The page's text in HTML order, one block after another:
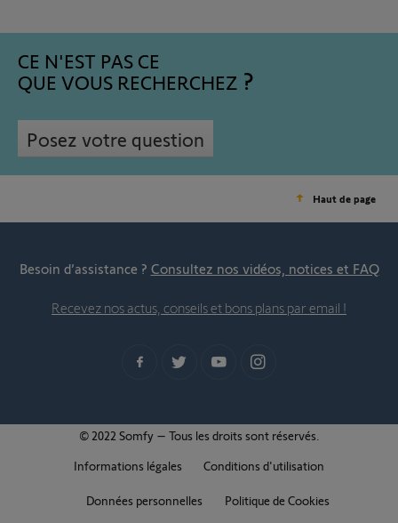
CE N'EST PAS CE
QUE VOUS RECHERCHEZ
Posez votre question
Haut de page
Besoin d’assistance ? Consultez nos vidéos, notices et FAQ
Recevez nos actus, conseils et bons plans par email !
© 2022 Somfy – Tous les droits sont réservés.
Informations légales
Conditions d'utilisation
Données personnelles Politique de Cookies